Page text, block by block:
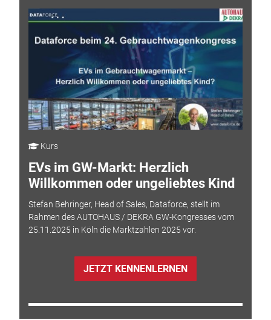
Kurs
EVs im GW-Markt: Herzlich
Willkommen oder ungeliebtes Kind
Stefan Behringer, Head of Sales, Dataforce, stellt im
Rahmen des AUTOHAUS / DEKRA GW-Kongresses vom
25.11.2025 in Köln die Marktzahlen 2025 vor.
JETZT KENNENLERNEN